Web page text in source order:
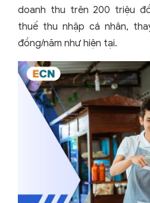
doanh thu trên 200 triệu
thuế thu nhập cá nhân,
đồng/năm như hiện tại.